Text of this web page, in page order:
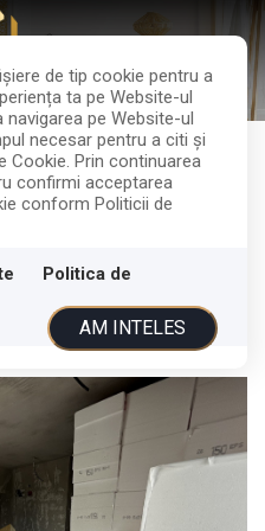
de tip cookie pentru a
ta pe Website-ul
pe Website-ul
necesar pentru a citi și
Cookie. Prin continuarea
confirmi acceptarea
conform Politicii de
Politica de
AM INTELES
Napoca Manastur
de vanzare |
143.000€